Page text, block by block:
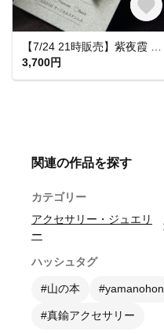
3,700円
関連の作品を探す
カテゴリー
アクセサリー・ジュエリ
ー
ハッシュタグ
#山の本 #yamanohon
#真鍮アクセサリー